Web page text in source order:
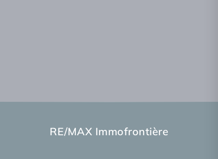
RE/MAX Immofrontière